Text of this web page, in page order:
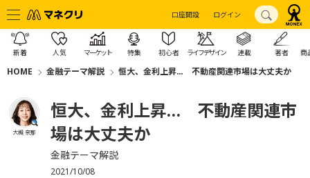
口座開設 ログイン
新着 人気 マーケット 特集 初心者 ライフデザイン 連載 著者 商
HOME 金融テーマ解説 恒大、金利上昇… 不動産関連市場は大丈夫か
大槻 奈那
恒大、金利上昇… 不動産関連市
場は大丈夫か
金融テーマ解説
2021/10/08